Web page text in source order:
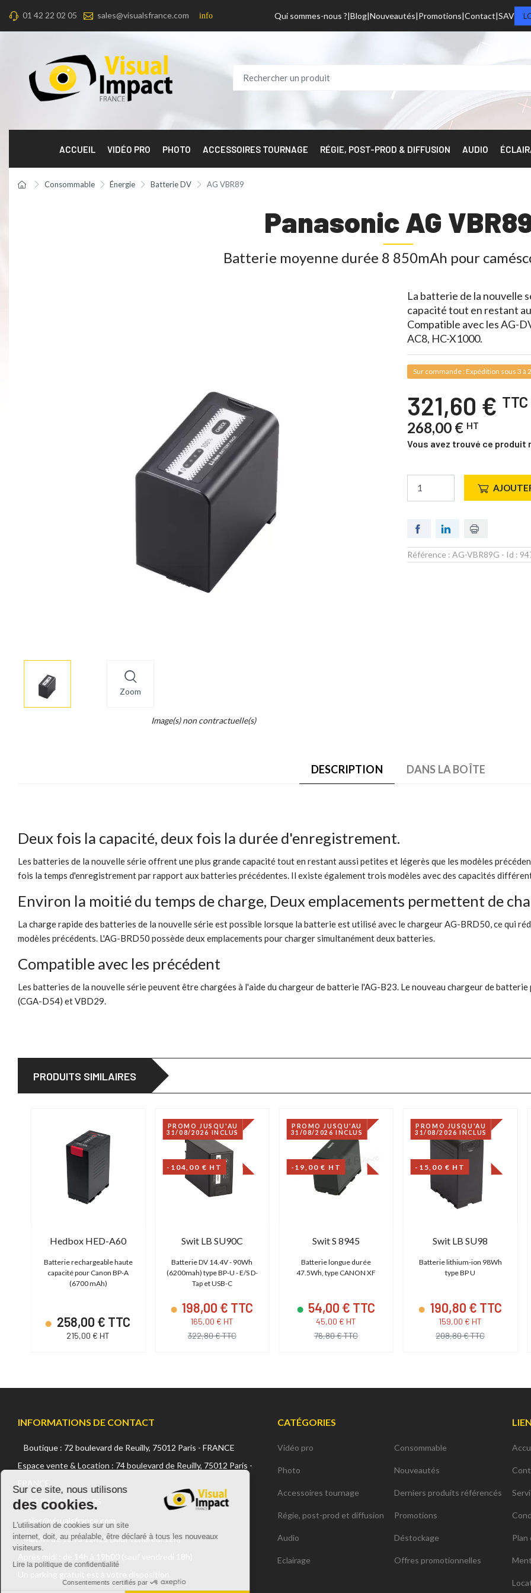
01 42 22 02 05 sales@visualsfrance.com info Qui sommes-nous ? Blog Nouveautés Promotions Contact SAV
ACCUEIL VIDÉO PRO PHOTO ACCESSOIRES TOURNAGE RÉGIE, POST-PROD & DIFFUSION AUDIO
Consommable Énergie Batterie DV AG VBR89
Panasonic AG
Batterie moyenne durée 8 850mAh pour
Zoom
More
info
Image(s) non contractuelle(s)
La batterie de la nouvelle
capacité tout en restant
Compatible avec les AG-
AC8, HC-X1000.
Sur commande : Expédition sous 3 à
321,60 € TTC
268,00 € HT
Vous avez trouvé ce produit
Référence : AG-VBR89G - Id :
DESCRIPTION DANS LA BOÎTE
Deux fois la capacité, deux fois la durée d'enregistrement.
Les batteries de la nouvelle série offrent une plus grande capacité tout en restant aussi petites et légerès que les modèles
fois la temps d'enregistrement par rapport aux batteries précédentes. Il existe également trois modèles avec des capacités
Environ la moitié du temps de charge, Deux emplacements permettent de
La charge rapide des batteries de la nouvelle série est possible lorsque la batterie est utilisé avec le chargeur AG-BRD50, ce qui
modèles précédents. L'AG-BRD50 possède deux emplacements pour charger simultanément deux batteries.
Compatible avec les précédent
Les batteries de la nouvelle série peuvent être chargées à l'aide du chargeur de batterie l'AG-B23. Le nouveau chargeur de
(CGA-D54) et VBD29.
PRODUITS SIMILAIRES
Hedbox HED-A60
Batterie rechargeable haute
capacité pour Canon BP-A
(6700 mAh)
258,00 € TTC
215,00 € HT
PROMO JUSQU'AU
31/08/2026 INCLUS
-104,00 € HT
Swit LB SU90C
Batterie DV 14.4V - 90Wh
(6200mah) type BP-U - E/S D-
Tap et USB-C
198,00 € TTC
165,00 € HT
322,80 € TTC
PROMO JUSQU'AU
31/08/2026 INCLUS
-19,00 € HT
Swit S 8945
Batterie longue durée
47.5Wh, type CANON XF
54,00 € TTC
45,00 € HT
76,80 € TTC
PROMO JUSQU'AU
31/08/2026 INCLUS
-15,00 € HT
Swit LB SU98
Batterie lithium-ion 98Wh
type BP U
190,80 € TTC
159,00 € HT
208,80 € TTC
INFORMATIONS DE CONTACT
Boutique : 72 boulevard de Reuilly, 75012 Paris - FRANCE
Espace vente & Location : 74 boulevard de Reuilly, 75012 Paris -
+33 (0) 1 42 22 02 05
sales@visualsfrance.com
Matin : de 10h à 12h15 (sauf vendredi 12h)
CATÉGORIES
Vidéo pro
Photo
Accessoires tournage
Régie, post-prod et diffusion
Audio
Eclairage
Consommable
Nouveautés
Derniers produits référencés
Promotions
Déstockage
Offres promotionnelles
Sur ce site, nous utilisons
des cookies.
L'utilisation de cookies sur un site
internet, doit, au préalable, être déclaré à tous les nouveaux
visiteurs.
Lire la politique de confidentialité
Consentements certifiés par